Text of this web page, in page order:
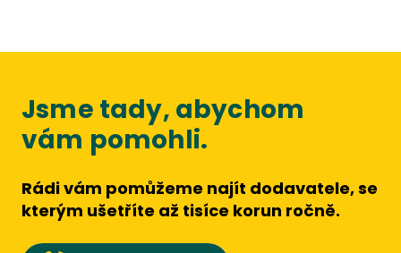
Jsme tady, abychom
vám pomohli.
Rádi vám pomůžeme najít dodavatele, se
kterým ušetříte až tisíce korun ročně.